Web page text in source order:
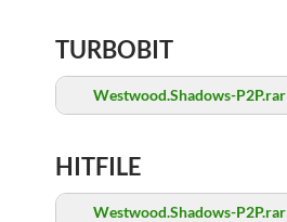
TURBOBIT
Westwood.Shadows-P2P.rar
HITFILE
Westwood.Shadows-P2P.rar